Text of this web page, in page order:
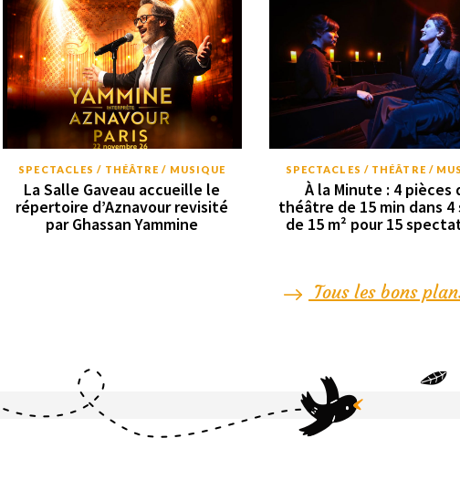
SPECTACLES / THÉÂTRE / MUSIQUE
La Salle Gaveau accueille le
répertoire d’Aznavour revisité
par Ghassan Yammine
SPECTACLES / THÉÂTRE /
À la Minute : 4 pièces
théâtre de 15 min dans 4
de 15 m² pour 15
Tous les bons